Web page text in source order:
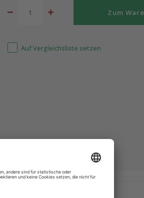
Zum
Auf Vergleichsliste setzen